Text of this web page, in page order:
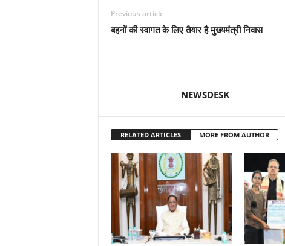
Previous article
बहनों की स्वागत के लिए तैयार है मुख्यमंत्री निवास
NEWSDESK
RELATED ARTICLES MORE FROM AUTHOR